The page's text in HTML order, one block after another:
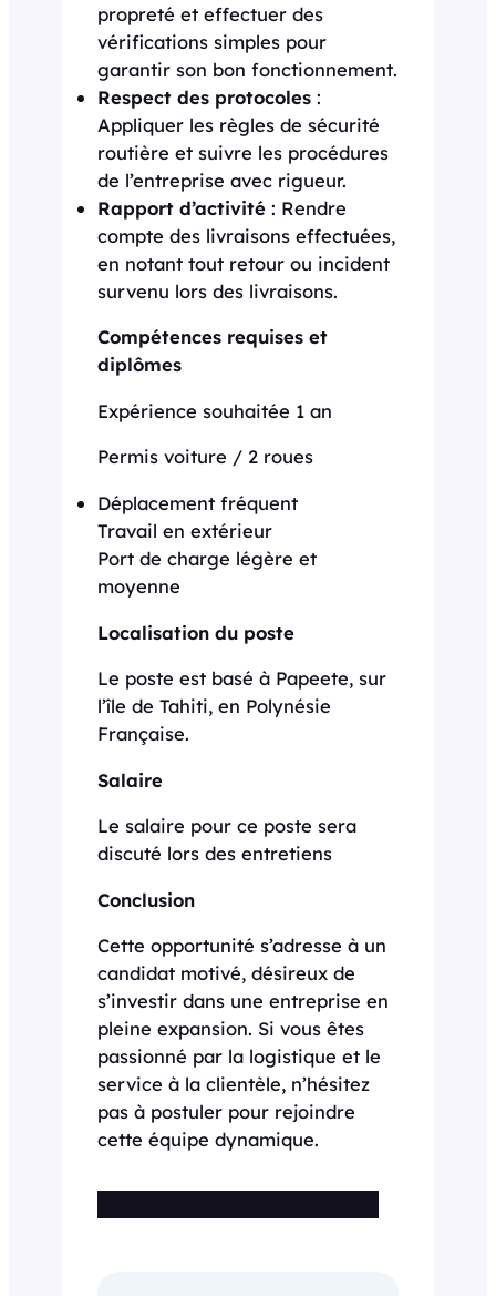
propreté et effectuer des
vérifications simples pour
garantir son bon fonctionnement.
Respect des protocoles :
Appliquer les règles de sécurité
routière et suivre les procédures
de l’entreprise avec rigueur.
Rapport d’activité : Rendre
compte des livraisons effectuées,
en notant tout retour ou incident
survenu lors des livraisons.
Compétences requises et
diplômes
Expérience souhaitée 1 an
Permis voiture / 2 roues
Déplacement fréquent
Travail en extérieur
Port de charge légère et
moyenne
Localisation du poste
Le poste est basé à Papeete, sur
l’île de Tahiti, en Polynésie
Française.
Salaire
Le salaire pour ce poste sera
discuté lors des entretiens
Conclusion
Cette opportunité s’adresse à un
candidat motivé, désireux de
s’investir dans une entreprise en
pleine expansion. Si vous êtes
passionné par la logistique et le
service à la clientèle, n’hésitez
pas à postuler pour rejoindre
cette équipe dynamique.